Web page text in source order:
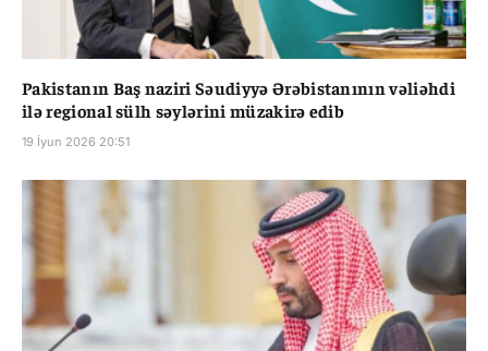
Pakistanın Baş naziri Səudiyyə Ərəbistanının vəliəhdi
ilə regional sülh səylərini müzakirə edib
19 İyun 2026 20:51